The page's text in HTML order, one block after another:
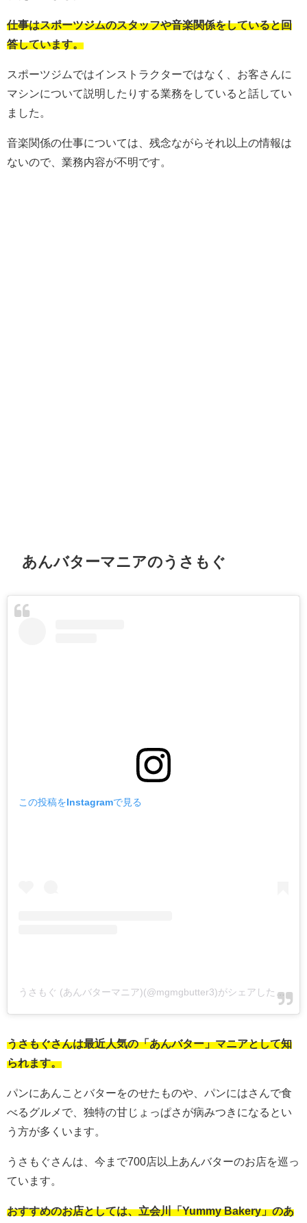
仕事はスポーツジムのスタッフや音楽関係をしていると回
答しています。
スポーツジムではインストラクターではなく、お客さんに
マシンについて説明したりする業務をしていると話してい
ました。
音楽関係の仕事については、残念ながらそれ以上の情報は
ないので、業務内容が不明です。
あんバターマニアのうさもぐ
この投稿をInstagramで見る
うさもぐ (あんバターマニア)(@mgmgbutter3)がシェアした投稿
うさもぐさんは最近人気の「あんバター」マニアとして知
られます。
パンにあんことバターをのせたものや、パンにはさんで食
べるグルメで、独特の甘じょっぱさが病みつきになるとい
う方が多くいます。
うさもぐさんは、今まで700店以上あんバターのお店を巡っ
ています。
おすすめのお店としては、立会川「Yummy Bakery」のあ